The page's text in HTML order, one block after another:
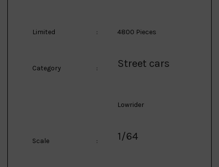
Limited : 4800 Pieces
Category : Street cars
Lowrider
Scale : 1/64